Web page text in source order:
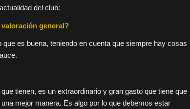
del club:
general?
es buena, teniendo en cuenta que siempre hay cosas
tienen, es un extraordinario y gran gasto que tiene que
mejor manera. Es algo por lo que debemos estar